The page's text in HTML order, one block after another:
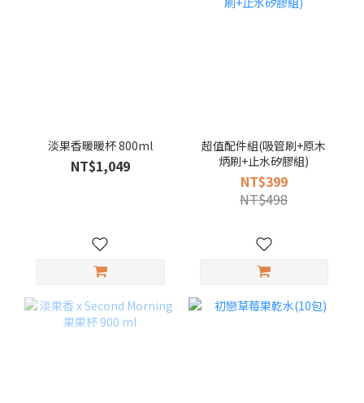
淡果香暖暖杯 800ml
NT$1,049
超值配件組(吸管刷+原木
炳刷+止水矽膠組)
NT$399
NT$498